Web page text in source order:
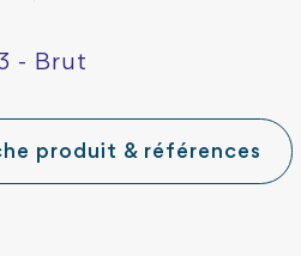
- Brut
produit & références